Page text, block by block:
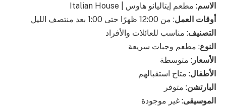
الاسم: مطعم إيتاليانو هاوس | Italian House
أوقات العمل: من 12:00 ظهرًا حتى 1:00 بعد منتصف الليل
التصنيف: مناسب للعائلات والأفراد
النوع: مطعم وجبات سريعة
الأسعار : متوسطة
الأطفال: متاح استقبالهم
البارتشن: متوفر
الموسيقى: غير موجودة